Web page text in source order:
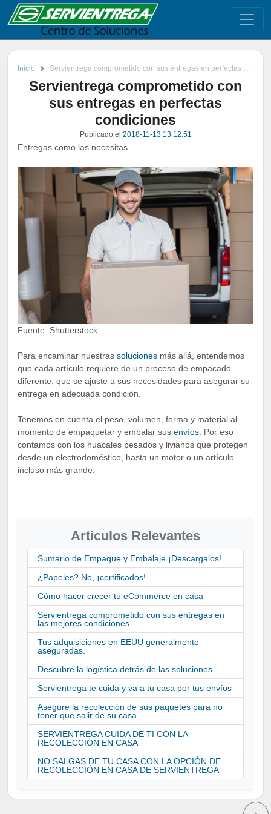
Inicio Servientrega comprometido con sus entregas en perfectas condiciones
Servientrega comprometido con
sus entregas en perfectas
condiciones
Publicado el 2018-11-13 13:12:51
Entregas como las necesitas
Fuente: Shutterstock
Para encaminar nuestras soluciones más allá, entendemos
que cada artículo requiere de un proceso de empacado
diferente, que se ajuste a sus necesidades para asegurar su
entrega en adecuada condición.
Tenemos en cuenta el peso, volumen, forma y material al
momento de empaquetar y embalar sus envíos . Por eso
contamos con los huacales pesados y livianos que protegen
desde un electrodoméstico, hasta un motor o un artículo
incluso más grande.
Articulos Relevantes
Sumario de Empaque y Embalaje ¡Descargalos!
¿Papeles? No, ¡certificados!
Cómo hacer crecer tu eCommerce en casa
Servientrega comprometido con sus entregas en
las mejores condiciones
Tus adquisiciones en EEUU generalmente
aseguradas.
Descubre la logística detrás de las soluciones
Servientrega te cuida y va a tu casa por tus envíos
Asegure la recolección de sus paquetes para no
tener que salir de su casa
SERVIENTREGA CUIDA DE TI CON LA
RECOLECCIÓN EN CASA
NO SALGAS DE TU CASA CON LA OPCIÓN DE
RECOLECCIÓN EN CASA DE SERVIENTREGA